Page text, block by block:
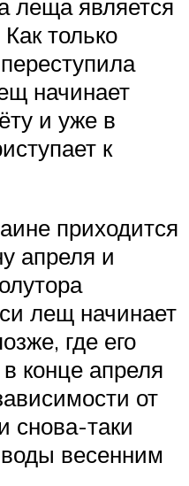
леща является
только
начинает
и уже в
к
приходится
апреля и
лещ начинает
где его
конце апреля
от
снова-таки
воды весенним